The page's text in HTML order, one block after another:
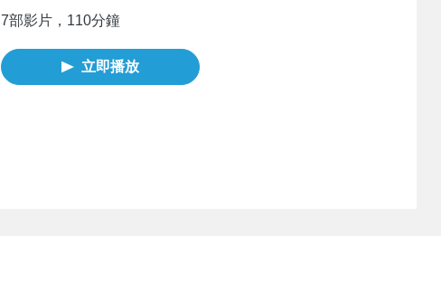
7部影片，110分鐘
立即播放